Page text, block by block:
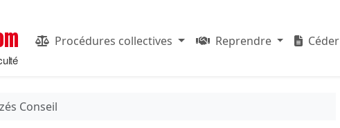
Procédures collectives Reprendre Céder
Conseil